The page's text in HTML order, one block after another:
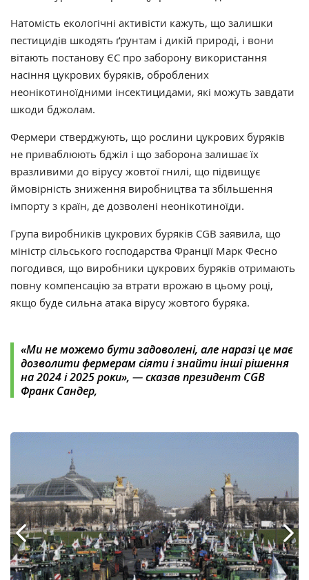
Натомість екологічні активісти кажуть, що залишки
пестицидів шкодять ґрунтам і дикій природі, і вони
вітають постанову ЄС про заборону використання
насіння цукрових буряків, оброблених
неонікотиноїдними інсектицидами, які можуть завдати
шкоди бджолам.
Фермери стверджують, що рослини цукрових буряків
не приваблюють бджіл і що заборона залишає їх
вразливими до вірусу жовтої гнилі, що підвищує
ймовірність зниження виробництва та збільшення
імпорту з країн, де дозволені неонікотиноїди.
Група виробників цукрових буряків CGB заявила, що
міністр сільського господарства Франції Марк Фесно
погодився, що виробники цукрових буряків отримають
повну компенсацію за втрати врожаю в цьому році,
якщо буде сильна атака вірусу жовтого буряка.
«Ми не можемо бути задоволені, але наразі це має
дозволити фермерам сіяти і знайти інші рішення
на 2024 і 2025 роки‎»‎, — сказав президент CGB
Франк Сандер,